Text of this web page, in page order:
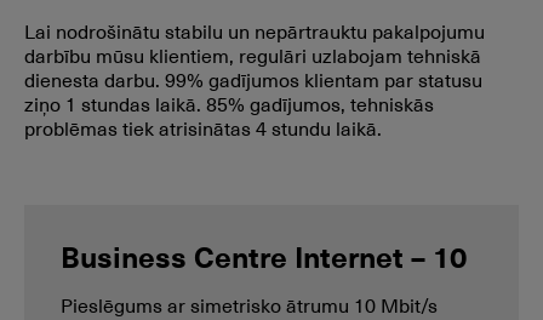
Lai nodrošinātu stabilu un nepārtrauktu pakalpojumu
darbību mūsu klientiem, regulāri uzlabojam tehniskā
dienesta darbu. 99% gadījumos klientam par statusu
ziņo 1 stundas laikā. 85% gadījumos, tehniskās
problēmas tiek atrisinātas 4 stundu laikā.
Business Centre Internet – 10
Pieslēgums ar simetrisko ātrumu 10 Mbit/s